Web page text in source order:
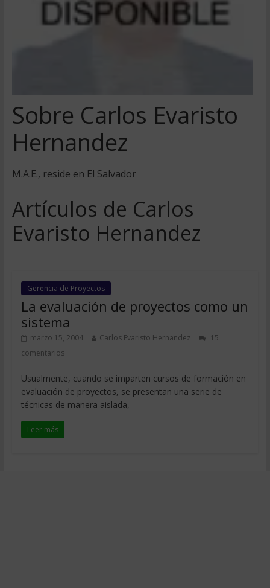
Sobre Carlos Evaristo
Hernandez
M.A.E., reside en El Salvador
Artículos de Carlos
Evaristo Hernandez
Gerencia de Proyectos
La evaluación de proyectos como un
sistema
marzo 15, 2004 Carlos Evaristo Hernandez
15
comentarios
Usualmente, cuando se imparten cursos de formación en
evaluación de proyectos, se presentan una serie de
técnicas de manera aislada,
Leer más